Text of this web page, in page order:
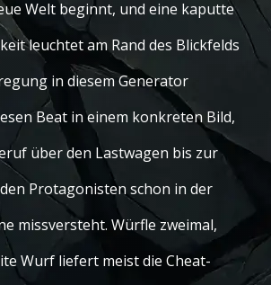
Welt beginnt, und eine kaputte
leuchtet am Rand des Blickfelds
in diesem Generator
Beat in einem konkreten Bild,
über den Lastwagen bis zur
Protagonisten schon in der
missversteht. Würfle zweimal,
Wurf liefert meist die Cheat-